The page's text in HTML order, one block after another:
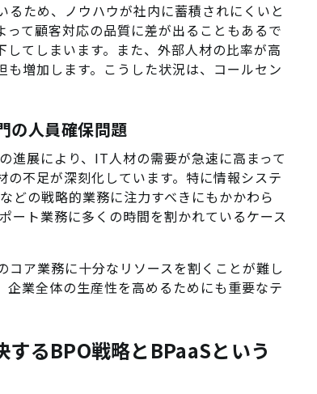
ため、ノウハウが社内に蓄積されにくいと
て顧客対応の品質に差が出ることもあるで
てしまいます。また、外部人材の比率が高
増加します。こうした状況は、コールセン
の人員確保問題
進展により、IT人材の需要が急速に高まって
不足が深刻化しています。特に情報システ
どの戦略的業務に注力すべきにもかかわら
ート業務に多くの時間を割かれているケース
ア業務に十分なリソースを割くことが難し
業全体の生産性を高めるためにも重要なテ
るBPO戦略とBPaaSという